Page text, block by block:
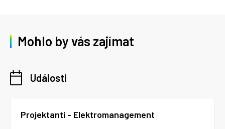
Mohlo by vás zajímat
Události
Projektanti - Elektromanagement